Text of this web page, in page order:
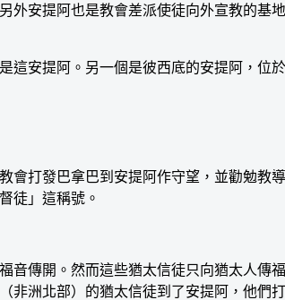
外安提阿也是教會差派使徒向外宣教的基
安提阿。另一個是彼西底的安提阿，位
打發巴拿巴到安提阿作守望，並勸勉教
徒」這稱號。
傳開。然而這些猶太信徒只向猶太人傳
非洲北部）的猶太信徒到了安提阿，他們